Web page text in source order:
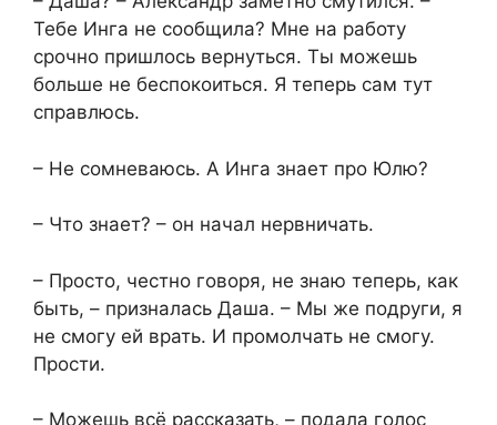
Тебе Инга не сообщила? Мне на работу
срочно пришлось вернуться. Ты можешь
больше не беспокоиться. Я теперь сам тут
справлюсь.
– Не сомневаюсь. А Инга знает про Юлю?
– Что знает? – он начал нервничать.
– Просто, честно говоря, не знаю теперь, как
быть, – призналась Даша. – Мы же подруги, я
не смогу ей врать. И промолчать не смогу.
Прости.
– Можешь всё рассказать, – подала голос